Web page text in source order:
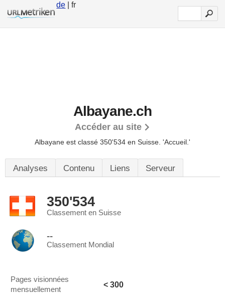
de | fr
Albayane.ch
Accéder au site
Albayane est classé 350'534 en Suisse. 'Accueil.'
Analyses Contenu Liens Serveur
350'534
Classement en Suisse
--
Classement Mondial
Pages visionnées
mensuellement
< 300